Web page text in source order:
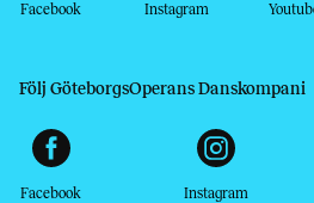
Facebook Instagram
Följ GöteborgsOperans Danskompani
Facebook Instagram